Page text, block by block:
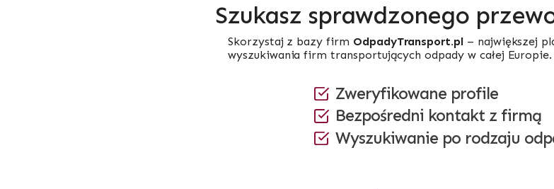
Szukasz sprawdzonego
Skorzystaj z bazy firm OdpadyTransport.pl– największej
wyszukiwania firm transportujących odpady w całej Europie.
Zweryfikowane profile
Bezpośredni kontakt z firmą
Wyszukiwanie po rodzaju